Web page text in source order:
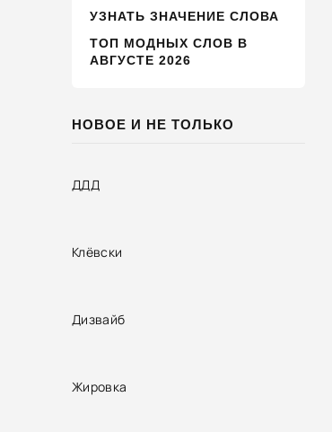
УЗНАТЬ ЗНАЧЕНИЕ СЛОВА
ТОП МОДНЫХ СЛОВ В
АВГУСТЕ 2026
НОВОЕ И НЕ ТОЛЬКО
ДДД
Клёвски
Дизвайб
Жировка